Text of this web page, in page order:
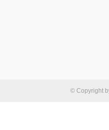
© Copyright